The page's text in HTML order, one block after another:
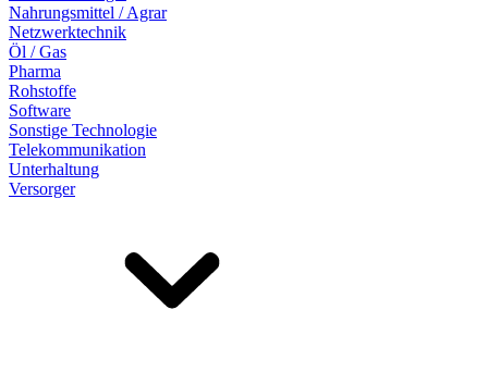
Nahrungsmittel / Agrar
Netzwerktechnik
Öl / Gas
Pharma
Rohstoffe
Software
Sonstige Technologie
Telekommunikation
Unterhaltung
Versorger